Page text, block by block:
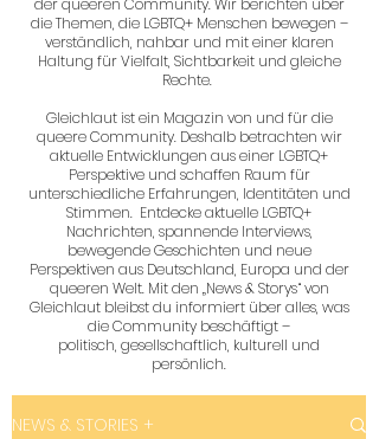
der queeren Community. Wir berichten über
die Themen, die LGBTQ+ Menschen bewegen –
verständlich, nahbar und mit einer klaren
Haltung für Vielfalt, Sichtbarkeit und gleiche
Rechte.
Gleichlaut ist ein Magazin von und für die
queere Community. Deshalb betrachten wir
aktuelle Entwicklungen aus einer LGBTQ+
Perspektive und schaffen Raum für
unterschiedliche Erfahrungen, Identitäten und
Stimmen. Entdecke aktuelle LGBTQ+
Nachrichten, spannende Interviews,
bewegende Geschichten und neue
Perspektiven aus Deutschland, Europa und der
queeren Welt. Mit den „News & Storys“ von
Gleichlaut bleibst du informiert über alles, was
die Community beschäftigt –
politisch, gesellschaftlich, kulturell und
persönlich.
NEWS & STORIES +